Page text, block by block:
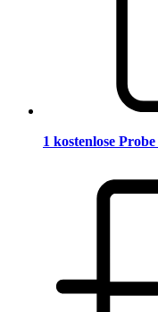
1 kostenlose Probe